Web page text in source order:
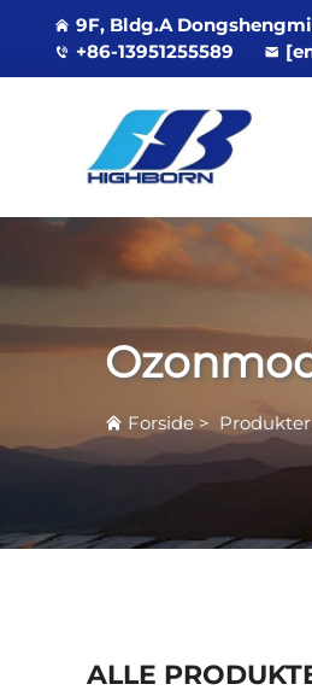
9F, Bldg.A
+86-13951255589
Forside > Produkter
ALLE